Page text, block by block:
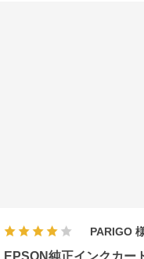
EPSON純正インクカー
PARIGO